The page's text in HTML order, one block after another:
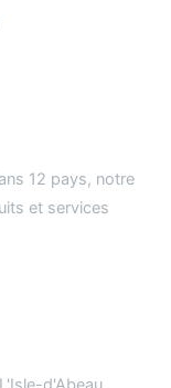
12 pays, notre
et services